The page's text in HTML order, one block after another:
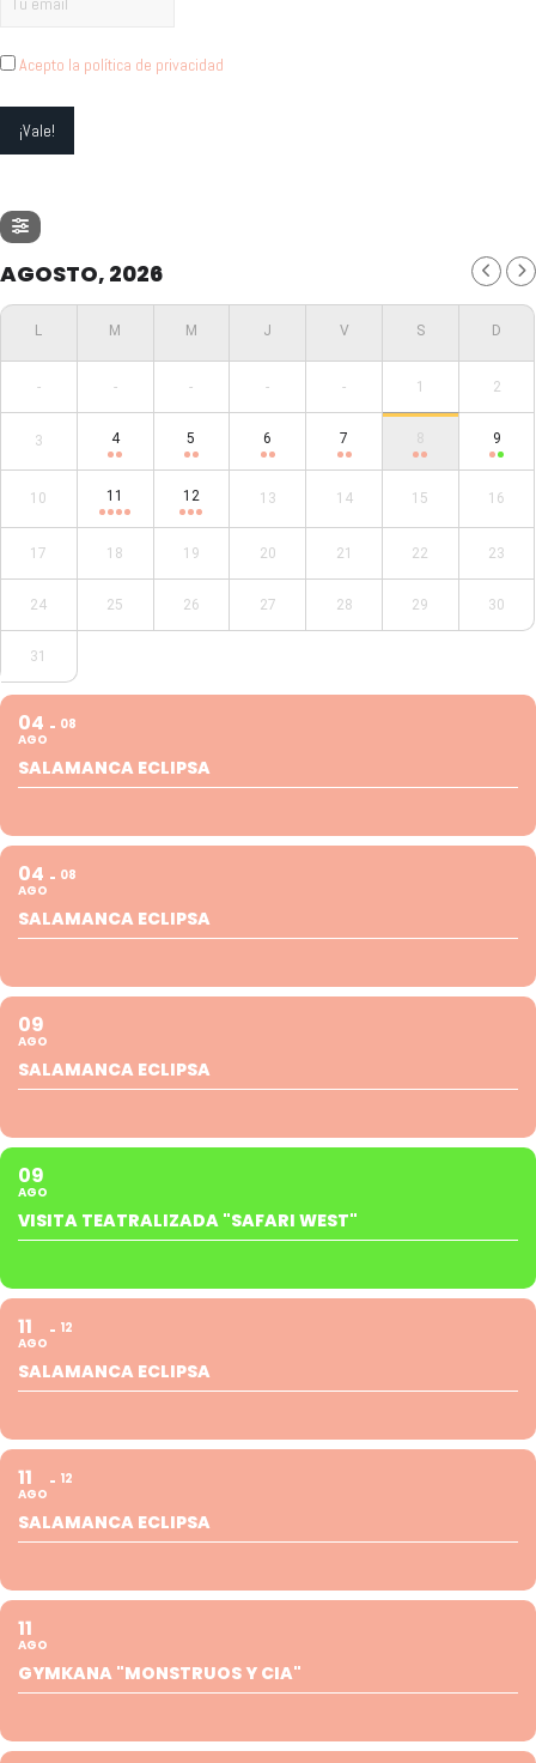
Acepto la política de privacidad
AGOSTO, 2026
- - - - - 1 2
3 4 5 6 7 8 9
10 11 12 13 14 15 16
17 18 19 20 21 22 23
24 25 26 27 28 29 30
31
04
AGO
08
SALAMANCA ECLIPSA
04
AGO
08
SALAMANCA ECLIPSA
09
AGO
SALAMANCA ECLIPSA
09
AGO
VISITA TEATRALIZADA "SAFARI WEST"
11
AGO
12
SALAMANCA ECLIPSA
11
AGO
12
SALAMANCA ECLIPSA
11
AGO
GYMKANA "MONSTRUOS Y CIA"